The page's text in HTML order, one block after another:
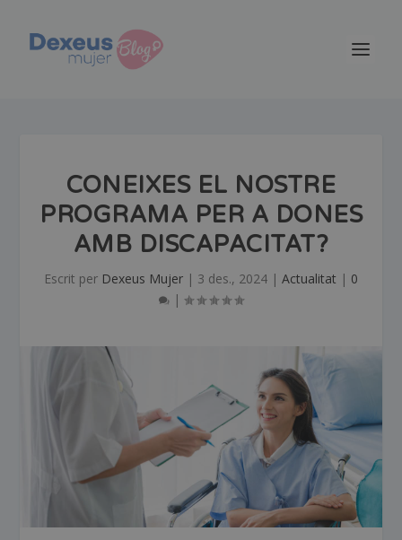
CONEIXES EL NOSTRE
PROGRAMA PER A DONES
AMB DISCAPACITAT?
Escrit per Dexeus Mujer | 3 des., 2024 | Actualitat | 0
|